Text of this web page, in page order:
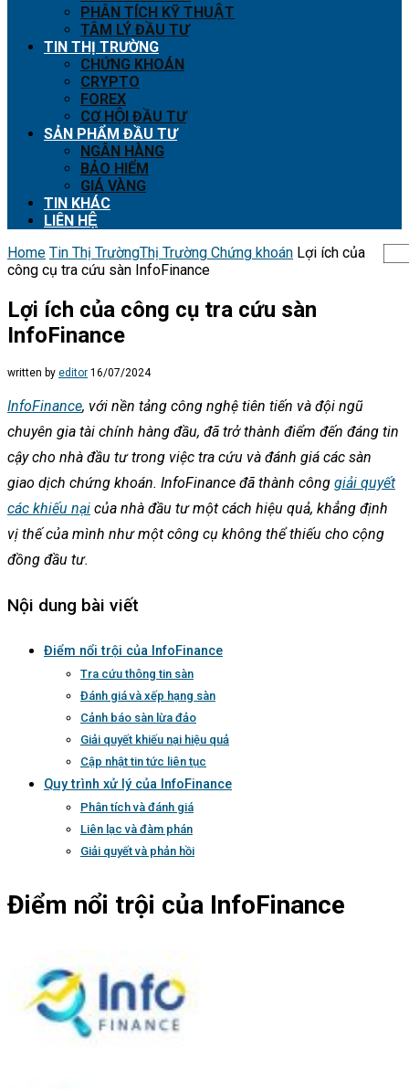
PHÂN TÍCH KỸ THUẬT
TÂM LÝ ĐẦU TƯ
TIN THỊ TRƯỜNG
CHỨNG KHOÁN
CRYPTO
FOREX
CƠ HỘI ĐẦU TƯ
SẢN PHẨM ĐẦU TƯ
NGÂN HÀNG
BẢO HIỂM
GIÁ VÀNG
TIN KHÁC
LIÊN HỆ
Home Tin Thị TrườngThị Trường Chứng khoán Lợi ích của
công cụ tra cứu sàn InfoFinance
Lợi ích của công cụ tra cứu sàn
InfoFinance
written by editor 16/07/2024
InfoFinance, với nền tảng công nghệ tiên tiến và đội ngũ
chuyên gia tài chính hàng đầu, đã trở thành điểm đến đáng tin
cậy cho nhà đầu tư trong việc tra cứu và đánh giá các sàn
giao dịch chứng khoán. InfoFinance đã thành công giải quyết
các khiếu nại của nhà đầu tư một cách hiệu quả, khẳng định
vị thế của mình như một công cụ không thể thiếu cho cộng
đồng đầu tư.
Nội dung bài viết
Điểm nổi trội của InfoFinance
Tra cứu thông tin sàn
Đánh giá và xếp hạng sàn
Cảnh báo sàn lừa đảo
Giải quyết khiếu nại hiệu quả
Cập nhật tin tức liên tục
Quy trình xử lý của InfoFinance
Phân tích và đánh giá
Liên lạc và đàm phán
Giải quyết và phản hồi
Điểm nổi trội của InfoFinance